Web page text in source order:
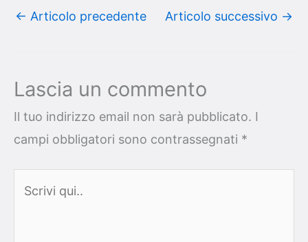
← Articolo precedente Articolo successivo →
Lascia un commento
Il tuo indirizzo email non sarà pubblicato. I
campi obbligatori sono contrassegnati *